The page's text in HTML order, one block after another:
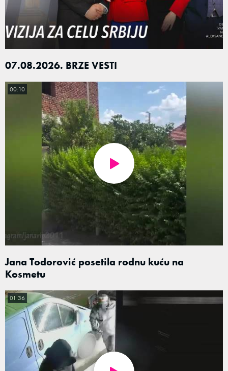
07.08.2026. BRZE VESTI
Jana Todorović posetila rodnu kuću na
Kosmetu
00:10
01:36